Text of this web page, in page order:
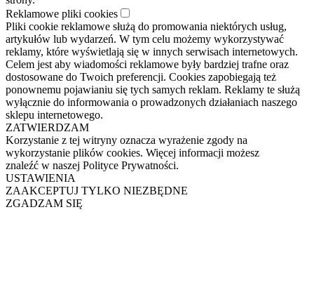
Reklamowe pliki cookies
Pliki cookie reklamowe służą do promowania niektórych usług,
artykułów lub wydarzeń. W tym celu możemy wykorzystywać
reklamy, które wyświetlają się w innych serwisach internetowych.
Celem jest aby wiadomości reklamowe były bardziej trafne oraz
dostosowane do Twoich preferencji. Cookies zapobiegają też
ponownemu pojawianiu się tych samych reklam. Reklamy te służą
wyłącznie do informowania o prowadzonych działaniach naszego
sklepu internetowego.
ZATWIERDZAM
Korzystanie z tej witryny oznacza wyrażenie zgody na
wykorzystanie plików cookies. Więcej informacji możesz
znaleźć w naszej Polityce Prywatności.
USTAWIENIA
ZAAKCEPTUJ TYLKO NIEZBĘDNE
ZGADZAM SIĘ